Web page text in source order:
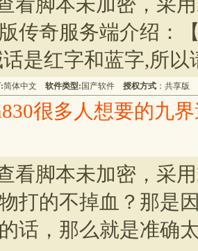
传奇服务端介绍：
是红字和蓝字,所
简体中文 软件类型: 国产软件 授权方式：共享版
很多人想要的九
看脚本未加密，采
打的不掉血？那是
话，那么就是准确